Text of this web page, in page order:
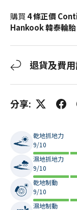
購買 4 條正價
Hankook 韓泰輪胎
退貨及費
分享:
乾地抓地力
9/10
濕地抓地力
9/10
乾地制動
9/10
濕地制動